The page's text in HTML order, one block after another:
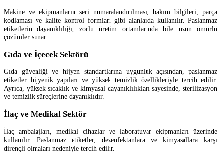
Makine ve ekipmanların seri numaralandırılması, bakım bilgileri, parça
kodlaması ve kalite kontrol formları gibi alanlarda kullanılır. Paslanmaz
etiketlerin dayanıklılığı, zorlu üretim ortamlarında bile uzun ömürlü
çözümler sunar.
Gıda ve İçecek Sektörü
Gıda güvenliği ve hijyen standartlarına uygunluk açısından, paslanmaz
etiketler hijyenik yapıları ve yüksek temizlik özellikleriyle tercih edilir.
Ayrıca, yüksek sıcaklık ve kimyasal dayanıklılıkları sayesinde, sterilizasyon
ve temizlik süreçlerine dayanıklıdır.
İlaç ve Medikal Sektör
İlaç ambalajları, medikal cihazlar ve laboratuvar ekipmanları üzerinde
kullanılır. Paslanmaz etiketler, dezenfektanlara ve kimyasallara karşı
dirençli olmaları nedeniyle tercih edilir.